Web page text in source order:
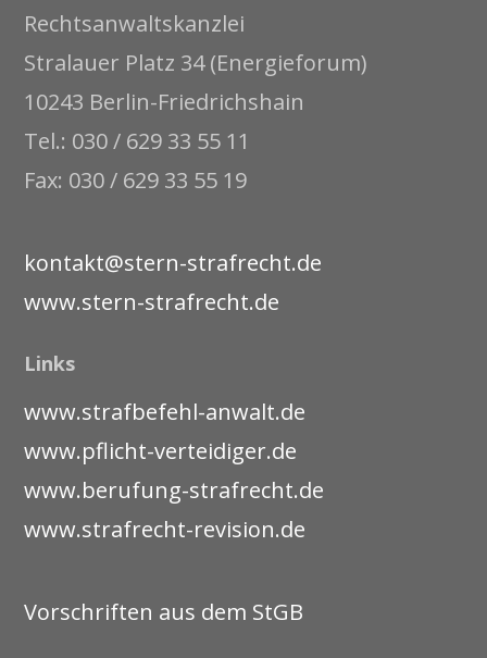
Rechtsanwaltskanzlei
Stralauer Platz 34 (Energieforum)
10243 Berlin-Friedrichshain
Tel.: 030 / 629 33 55 11
Fax: 030 / 629 33 55 19
kontakt@stern-strafrecht.de
www.stern-strafrecht.de
Links
www.strafbefehl-anwalt.de
www.pflicht-verteidiger.de
www.berufung-strafrecht.de
www.strafrecht-revision.de
Vorschriften aus dem StGB